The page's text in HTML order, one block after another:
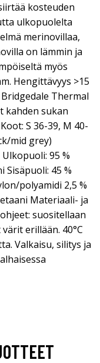
kosteuden
ulkopuolelta
merinovillaa,
on lämmin ja
myös
Hengittävyys >15
Thermal
kahden sukan
S 36-39, M 40-
mid grey)
95 %
Sisäpuoli: 45 %
polyamidi 2,5 %
Materiaali- ja
suositellaan
erillään. 40°C
Valkaisu, silitys ja